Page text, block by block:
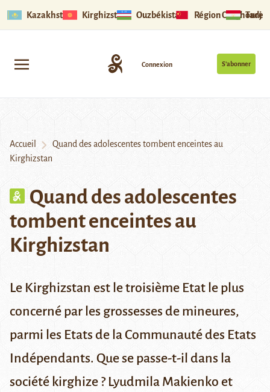
Kazakhstan Kirghizstan Ouzbékistan Région Ouïghoure
S’abonner
Connexion
Accueil
Quand des adolescentes tombent enceintes au
Kirghizstan
Quand des adolescentes
tombent enceintes au
Kirghizstan
Le Kirghizstan est le troisième Etat le plus
concerné par les grossesses de mineures,
parmi les Etats de la Communauté des Etats
Indépendants. Que se passe-t-il dans la
société kirghize ? Lyudmila Makienko et